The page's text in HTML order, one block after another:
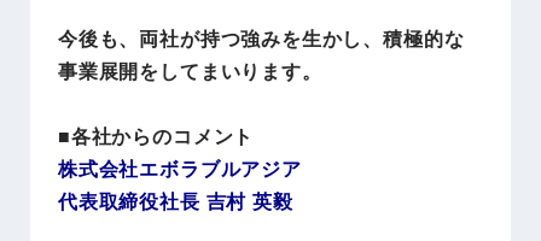
今後も、両社が持つ強みを生かし、積極的な
事業展開をしてまいります。
■各社からのコメント
株式会社エボラブルアジア
代表取締役社長 吉村 英毅